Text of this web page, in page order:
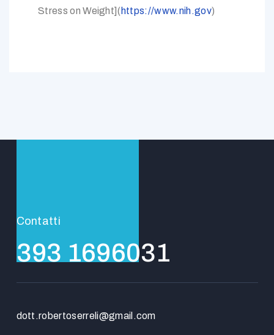
Stress on Weight](https://www.nih.gov)
Contatti
393 1696031
dott.robertoserreli@gmail.com